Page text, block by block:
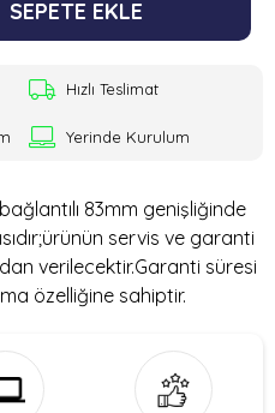
Hızlı Teslimat
Yerinde Kurulum
83mm genişliğinde
servis ve garanti
verilecektir.Garanti süresi
özelliğine sahiptir.